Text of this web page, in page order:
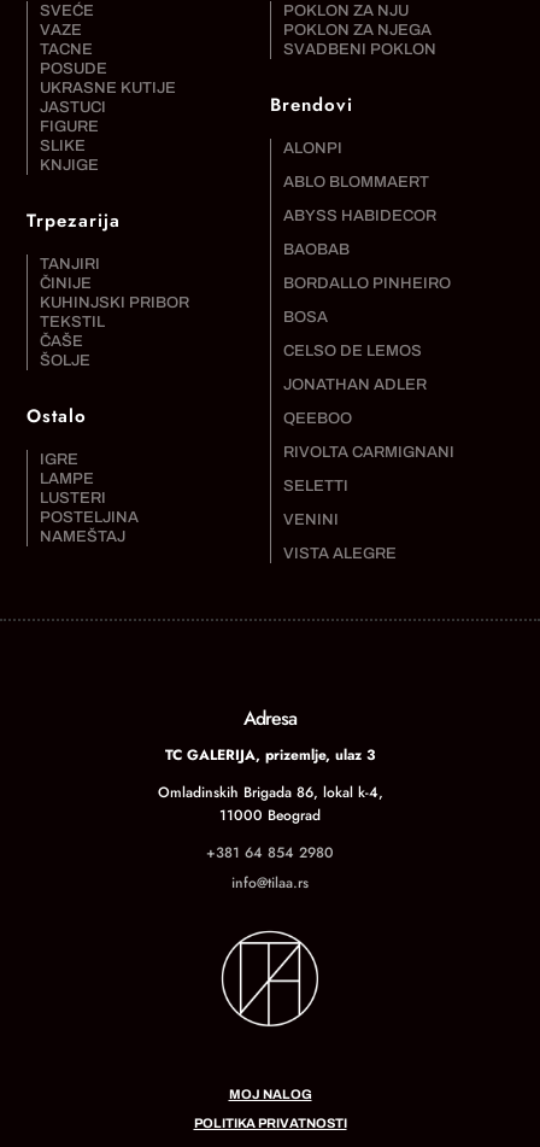
SVEĆE
VAZE
TACNE
POSUDE
UKRASNE KUTIJE
JASTUCI
FIGURE
SLIKE
KNJIGE
Trpezarija
TANJIRI
ČINIJE
KUHINJSKI PRIBOR
TEKSTIL
ČAŠE
ŠOLJE
Ostalo
IGRE
LAMPE
LUSTERI
POSTELJINA
NAMEŠTAJ
POKLON ZA NJU
POKLON ZA NJEGA
SVADBENI POKLON
Brendovi
ALONPI
ABLO BLOMMAERT
ABYSS HABIDECOR
BAOBAB
BORDALLO PINHEIRO
BOSA
CELSO DE LEMOS
JONATHAN ADLER
QEEBOO
RIVOLTA CARMIGNANI
SELETTI
VENINI
VISTA ALEGRE
Adresa
TC GALERIJA, prizemlje, ulaz 3
Omladinskih Brigada 86, lokal k-4,
11000 Beograd
+381 64 854 2980
info@tilaa.rs
MOJ NALOG
POLITIKA PRIVATNOSTI